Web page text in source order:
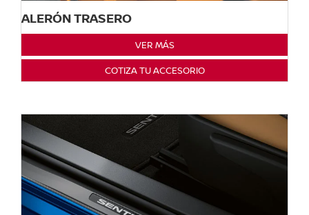
ALERÓN TRASERO
VER MÁS
COTIZA TU ACCESORIO